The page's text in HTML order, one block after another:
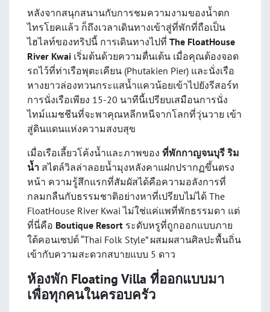
หลังจากสนุกสนานกับการชมความงามของน้ำตก
ไทรโยคแล้ว ก็ถึงเวลาเดินทางเข้าสู่ที่พักที่ถือเป็น
ไฮไลท์ของทริปนี้ การเดินทางไปที่ The FloatHouse
River Kwai เริ่มต้นด้วยความตื่นเต้น เมื่อคุณต้องจอด
รถไว้ที่ท่าเรือพุตะเคียน (Phutakien Pier) และนั่งเรือ
หางยาวล่องทวนกระแสน้ำแควน้อยเข้าไปยังรีสอร์ท
การนั่งเรือเพียง 15-20 นาทีนี้เปรียบเสมือนการนั่ง
ไทม์แมชชีนที่จะพาคุณหลีกหนีจากโลกที่วุ่นวาย เข้า
สู่ดินแดนแห่งความสงบสุข
เมื่อเรือเลี้ยวโค้งน้ำและภาพของ ที่พักกาญจนบุรี ริม
น้ำ สไตล์วิลล่าลอยน้ำมุงหลังคาแฝกปรากฏขึ้นตรง
หน้า ความรู้สึกแรกที่สัมผัสได้คือความอลังการที่
กลมกลืนกับธรรมชาติอย่างหาที่เปรียบไม่ได้ The
FloatHouse River Kwai ไม่ใช่แค่แพที่พักธรรมดา แต่
ที่นี่คือ Boutique Resort ระดับหรูที่ถูกออกแบบภาย
ใต้คอนเซปต์ “Thai Folk Style” ผสมผสานศิลปะพื้นถิ่น
เข้ากับความสะดวกสบายแบบ 5 ดาว
ห้องพัก Floating Villa ที่ออกแบบมา
เพื่อทุกคนในครอบครัว